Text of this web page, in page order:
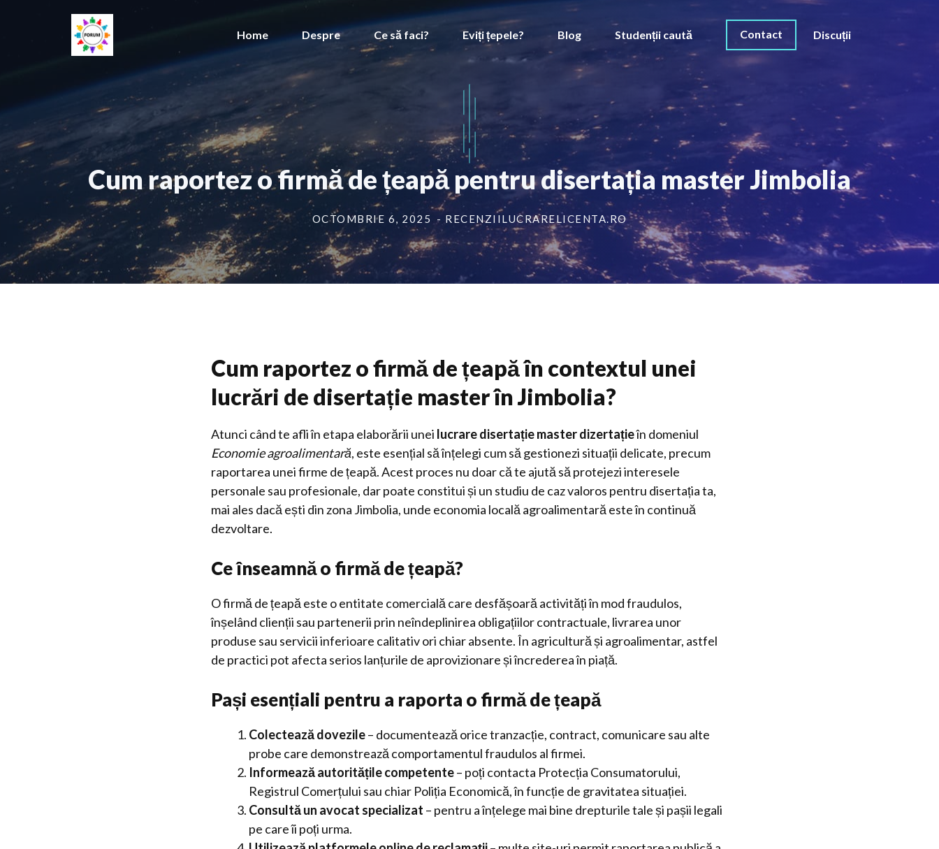
Home Despre Ce să faci? Eviți țepele? Blog Studenții caută Contact Discuții
Cum raportez o firmă de țeapă pentru disertația master Jimbolia
OCTOMBRIE 6, 2025 - RECENZIILUCRARELICENTA.RO
Cum raportez o firmă de țeapă în contextul unei
lucrări de disertație master în Jimbolia?
Atunci când te afli în etapa elaborării unei lucrare disertație master dizertațieîn domeniul
Economie agroalimentară, este esențial să înțelegi cum să gestionezi situații delicate, precum
raportarea unei firme de țeapă. Acest proces nu doar că te ajută să protejezi interesele
personale sau profesionale, dar poate constitui și un studiu de caz valoros pentru disertația ta,
mai ales dacă ești din zona Jimbolia, unde economia locală agroalimentară este în continuă
dezvoltare.
Ce înseamnă o firmă de țeapă?
O firmă de țeapă este o entitate comercială care desfășoară activități în mod fraudulos,
înșelând clienții sau partenerii prin neîndeplinirea obligațiilor contractuale, livrarea unor
produse sau servicii inferioare calitativ ori chiar absente. În agricultură și agroalimentar, astfel
de practici pot afecta serios lanțurile de aprovizionare și încrederea în piață.
Pași esențiali pentru a raporta o firmă de țeapă
Colectează dovezile– documentează orice tranzacție, contract, comunicare sau alte
probe care demonstrează comportamentul fraudulos al firmei.
Informează autoritățile competente– poți contacta Protecția Consumatorului,
Registrul Comerțului sau chiar Poliția Economică, în funcție de gravitatea situației.
Consultă un avocat specializat – pentru a înțelege mai bine drepturile tale și pașii legali
pe care îi poți urma.